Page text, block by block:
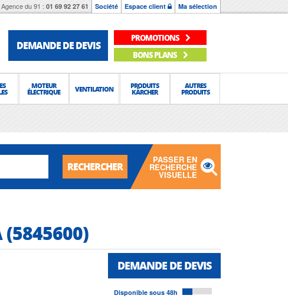
Agence du 91 : 01 69 92 27 61 Société Espace client Ma sélection
DEMANDE DE DEVIS
PROMOTIONS
BONS PLANS
MOTEUR
ÉLECTRIQUE VENTILATION PRODUITS
KÄRCHER
AUTRES
PRODUITS
RECHERCHER
PASSER EN
RECHERCHE
VISUELLE
(5845600)
DEMANDE DE DEVIS
Disponible sous 48h